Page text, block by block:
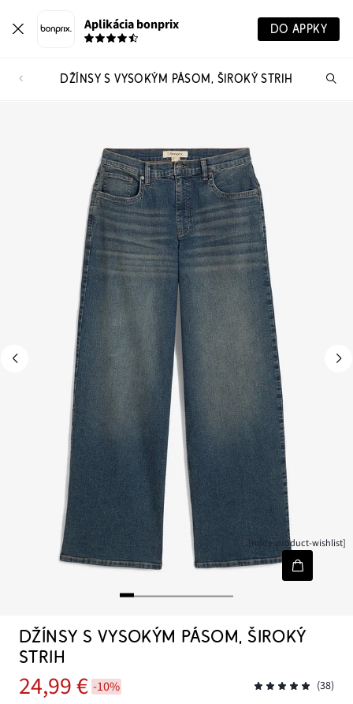
Aplikácia bonprix DO APPKY
DŽÍNSY S VYSOKÝM PÁSOM, ŠIROKÝ STRIH
[node-product-wishlist]
DŽÍNSY S VYSOKÝM PÁSOM, ŠIROKÝ
STRIH
24,99 € -10% (38)